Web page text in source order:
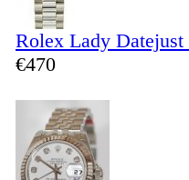
Rolex Lady Datejust
€470